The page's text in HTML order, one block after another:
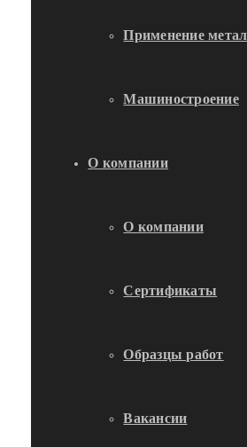
Применение
Машиностроение
О компании
О компании
Сертификаты
Образцы работ
Вакансии